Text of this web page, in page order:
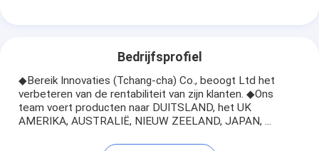
Bedrijfsprofiel
◆Bereik Innovaties (Tchang-cha) Co., beoogt Ltd het
verbeteren van de rentabiliteit van zijn klanten. ◆Ons
team voert producten naar DUITSLAND, het UK
AMERIKA, AUSTRALIË, NIEUW ZEELAND, JAPAN, ...